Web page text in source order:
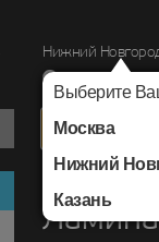
Нижний
Выберите
Москва
Нижний
Казань
г. Нижний